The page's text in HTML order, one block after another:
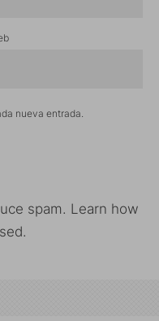
nueva entrada.
spam. Learn how